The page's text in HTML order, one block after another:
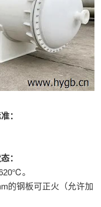
：
：
。
的钢板可正火（允许加